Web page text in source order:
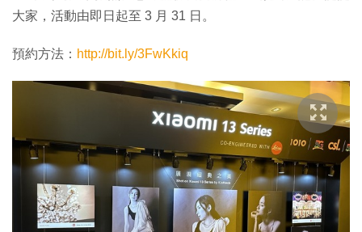
大家，活動由即日起至 3 月 31 日。
預約方法： http://bit.ly/3FwKkiq